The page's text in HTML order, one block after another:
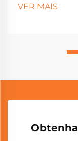
VER MAIS